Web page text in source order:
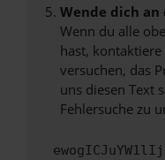
Wende dich
Wenn du alle
hast,
versuchen, das
uns diesen Text
Fehlersuche zu